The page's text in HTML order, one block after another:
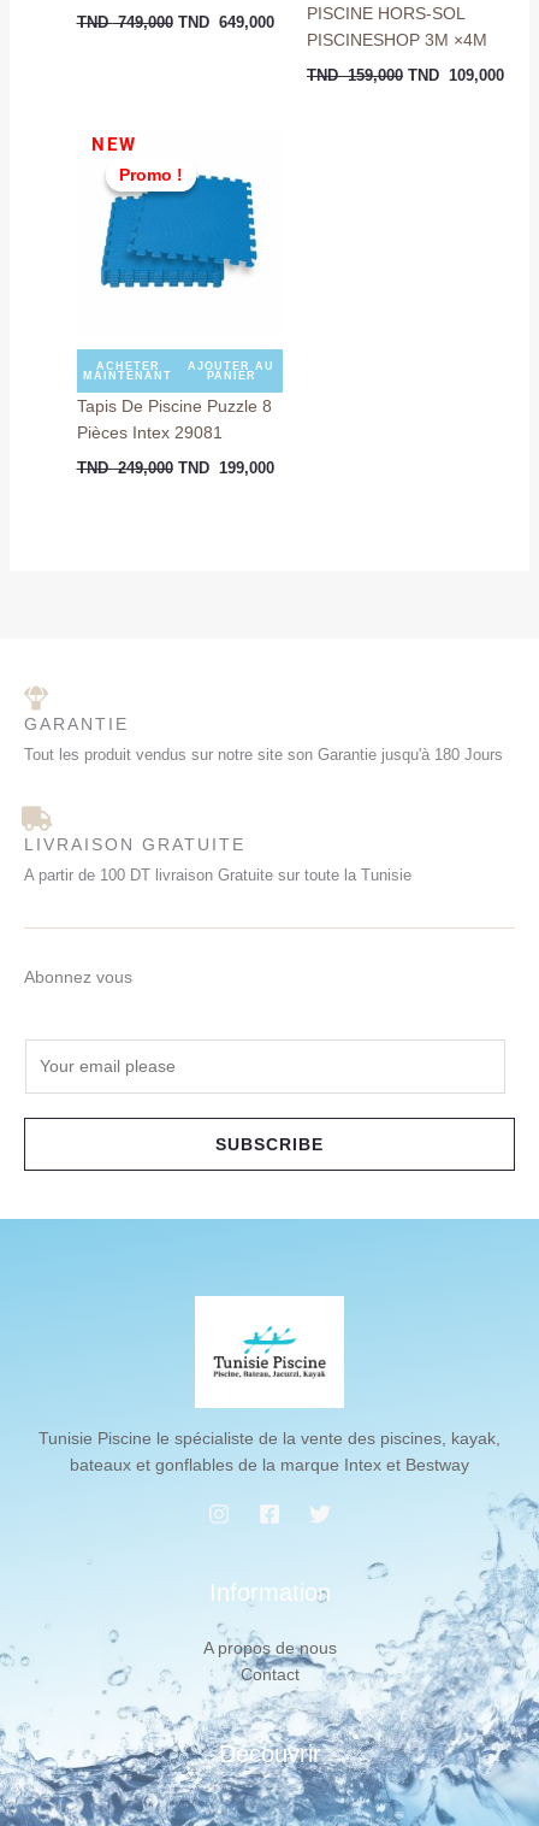
TND749,000 TND 649,000
PISCINE HORS-SOL
PISCINESHOP 3M ×4M
TND159,000 TND 109,000
Promo !
NEW
Promo !
ACHETER
MAINTENANT
AJOUTER AU
PANIER
Tapis De Piscine Puzzle 8
Pièces Intex 29081
TND249,000
initial
était :
TND 199,000
GARANTIE
Tout les produit vendus sur notre site son Garantie jusqu'à 180 Jours
LIVRAISON GRATUITE
A partir de 100 DT livraison Gratuite sur toute la Tunisie
Abonnez vous
SUBSCRIBE
Tunisie Piscine le spécialiste de la vente des piscines, kayak,
bateaux et gonflables de la marque Intex et Bestway
Information
A propos de nous
Contact
Découvrir